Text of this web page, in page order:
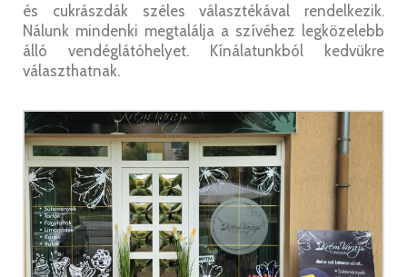
és cukrászdák széles választékával rendelkezik.
Nálunk mindenki megtalálja a szívéhez legközelebb
álló vendéglátóhelyet. Kínálatunkból kedvükre
választhatnak.